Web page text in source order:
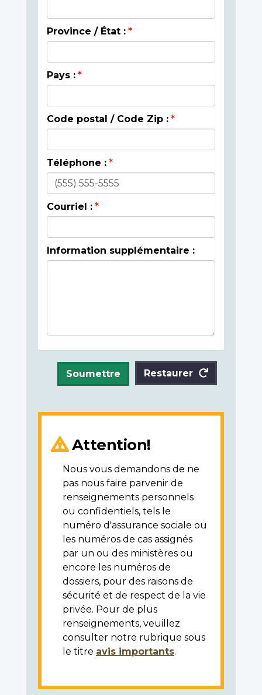
Province / État :
Pays :
Code postal / Code Zip :
Téléphone :
Courriel :
Information supplémentaire :
Soumettre Restaurer
Attention!
Nous vous demandons de ne
pas nous faire parvenir de
renseignements personnels
ou confidentiels, tels le
numéro d'assurance sociale ou
les numéros de cas assignés
par un ou des ministères ou
encore les numéros de
dossiers, pour des raisons de
sécurité et de respect de la vie
privée. Pour de plus
renseignements, veuillez
consulter notre rubrique sous
le titre avis importants.